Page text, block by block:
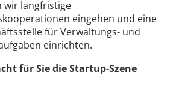
wir langfristige
eingehen und eine
für Verwaltungs- und
einrichten.
für Sie die Startup-Szene